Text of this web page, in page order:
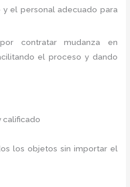
el personal adecuado para
contratar mudanza en
el proceso y dando
calificado
los objetos sin importar el